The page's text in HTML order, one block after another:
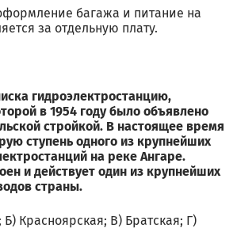
багажа и питание на
за отдельную плату.
гидроэлектростанцию,
в 1954 году было объявлено
стройкой. В настоящее время
ступень одного из крупнейших
на реке Ангаре.
и действует один из крупнейших
страны.
Красноярская; В) Братская; Г)